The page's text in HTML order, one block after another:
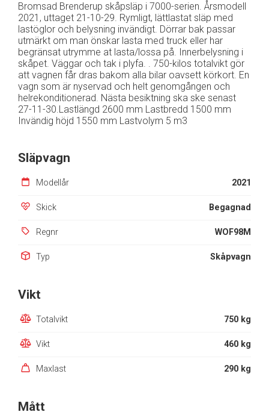
Bromsad Brenderup skåpsläp i 7000-serien. Årsmodell
2021, uttaget 21-10-29. Rymligt, lättlastat släp med
lastöglor och belysning invändigt. Dörrar bak passar
utmärkt om man önskar lasta med truck eller har
begränsat utrymme at lasta/lossa på. Innerbelysning i
skåpet. Väggar och tak i plyfa. . 750-kilos totalvikt gör
att vagnen får dras bakom alla bilar oavsett körkort. En
vagn som är nyservad och helt genomgången och
helrekonditionerad. Nästa besiktning ska ske senast
27-11-30.Lastlängd 2600 mm Lastbredd 1500 mm
Invändig höjd 1550 mm Lastvolym 5 m3
Släpvagn
Modellår 2021
Skick Begagnad
Regnr WOF98M
Typ Skåpvagn
Vikt
Totalvikt 750 kg
Vikt 460 kg
Maxlast 290 kg
Mått